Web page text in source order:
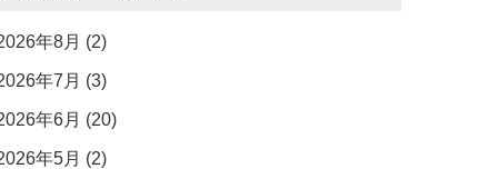
年8月 (2)
年7月 (3)
年6月 (20)
年5月 (2)